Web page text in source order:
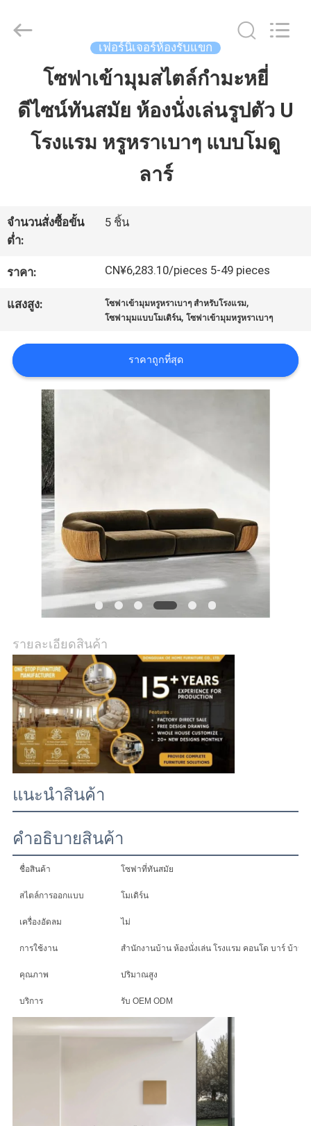
ผลิตภัณฑ์
แสดง
VR
เกี่ยว
กับ
เรา
โรงงาน
ติดต่อ
ทุก
กรณี
ขอ
อ้าง
แผนผัง
เว็บไซต์
นโยบาย
เป็น
ส่วน
ตัว
HOME
Furniture
เฟอร์นิเจอร์ห้องรับแขก
โซฟาเข้ามุมสไตล์กำมะหยี่
ดีไซน์ทันสมัย ห้องนั่งเล่นรูปตัว U
โรงแรม หรูหราเบาๆ แบบโมดู
ลาร์
จำนวนสั่งซื้อขั้น
ต่ำ:
5 ชิ้น
ราคา: CN¥6,283.10/pieces 5-49 pieces
แสงสูง: โซฟาเข้ามุมหรูหราเบาๆ สำหรับโรงแรม,
โซฟามุมแบบโมเดิร์น,โซฟาเข้ามุมหรูหราเบาๆ
ราคาถูกที่สุด
รายละเอียดสินค้า
แนะนําสินค้า
คําอธิบายสินค้า
ชื่อสินค้า โซฟาที่ทันสมัย
สไตล์การออกแบบ โมเดิร์น
เครื่องอัดลม ไม่
การใช้งาน สํานักงานบ้าน ห้องนั่งเล่น โรงแรม คอนโด บาร์ บ้าน
คุณภาพ ปริมาณสูง
บริการ รับ OEM ODM